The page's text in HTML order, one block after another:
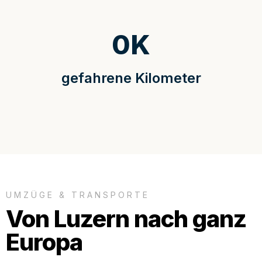
gefahrene Kilometer
0K
UMZÜGE & TRANSPORTE
Von Luzern nach ganz
Europa